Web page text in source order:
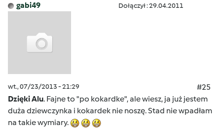
gabi49 Dołączył : 29.04.2011
wt., 07/23/2013 - 21:29
#25
Dzięki Alu. Fajne to "po kokardke", ale wiesz, ja już jestem
duża dziewczynka i kokardek nie noszę. Stad nie wpadłam
na takie wymiary.